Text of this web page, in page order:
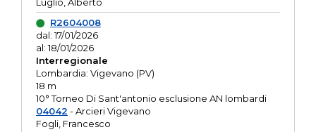
R2604008
dal: 17/01/2026
al: 18/01/2026
Interregionale
Lombardia: Vigevano (PV)
18 m
10° Torneo Di Sant'antonio esclusione AN lombardi
04042 - Arcieri Vigevano
Fogli, Francesco